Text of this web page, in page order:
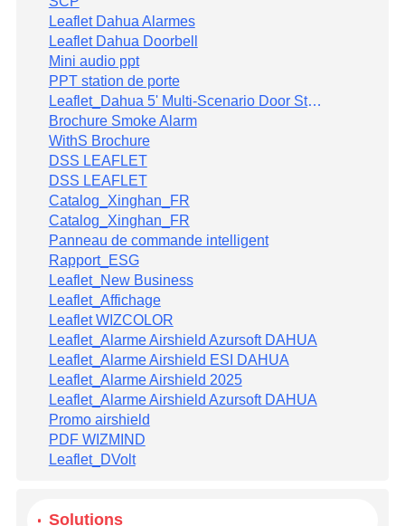
Leaflet Dahua Alarmes
Leaflet Dahua Doorbell
Mini audio ppt
PPT station de porte
Leaflet_Dahua 5' Multi-Scenario Door Station_FR
Brochure Smoke Alarm
WithS Brochure
DSS LEAFLET
DSS LEAFLET
Catalog_Xinghan_FR
Catalog_Xinghan_FR
Panneau de commande intelligent
Rapport_ESG
Leaflet_New Business
Leaflet_Affichage
Leaflet WIZCOLOR
Leaflet_Alarme Airshield Azursoft DAHUA
Leaflet_Alarme Airshield ESI DAHUA
Leaflet_Alarme Airshield 2025
Leaflet_Alarme Airshield Azursoft DAHUA
Promo airshield
PDF WIZMIND
Leaflet_DVolt
Solutions